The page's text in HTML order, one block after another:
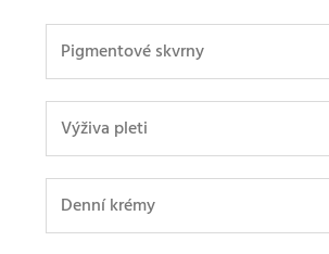
Pigmentové skvrny
Výživa pleti
Denní krémy